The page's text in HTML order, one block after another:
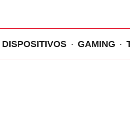
DISPOSITIVOS GAMING